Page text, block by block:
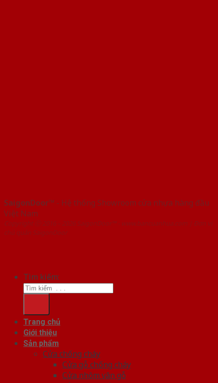
SaigonDoor™ - Hệ thống Showroom cửa nhựa hàng đầu
Việt Nam
Copyright ⓒ 2016 – 2026 SaigonDoor™ - www.bancuanhua.com | Đơn vị
chủ quản SaigonDoor
Tìm kiếm:
Trang chủ
Giới thiệu
Sản phẩm
Cửa chống cháy
Cửa gỗ chống cháy
Cửa nhôm vân gỗ